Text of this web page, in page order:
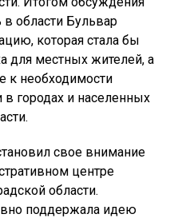
области Бульвар
которая стала бы
для местных жителей, а
к необходимости
в городах и населенных
свое внимание
центре
области.
поддержала идею